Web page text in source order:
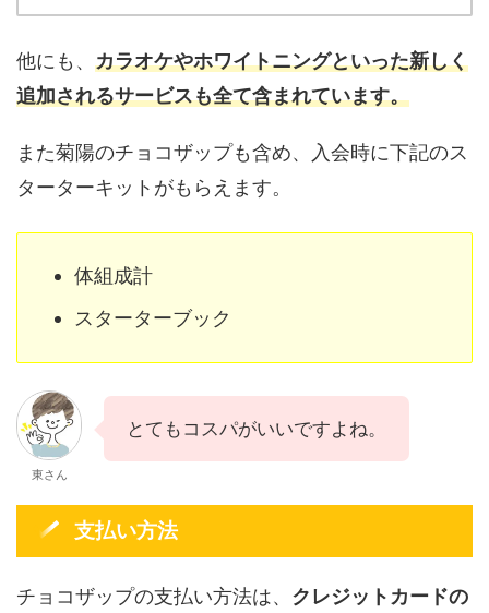
他にも、 カラオケやホワイトニングといった新しく
追加されるサービスも全て含まれています。
また菊陽のチョコザップも含め、入会時に下記のス
ターターキットがもらえます。
体組成計
スターターブック
東さん
とてもコスパがいいですよね。
支払い方法
チョコザップの支払い方法は、 クレジットカードの